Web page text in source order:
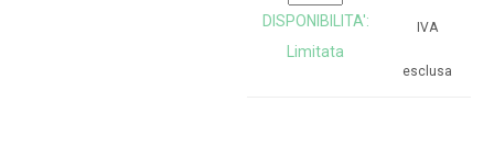
DISPONIBILITA':
Limitata
IVA
esclusa